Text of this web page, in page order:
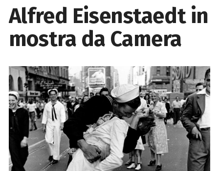
Alfred Eisenstaedt in
mostra da Camera